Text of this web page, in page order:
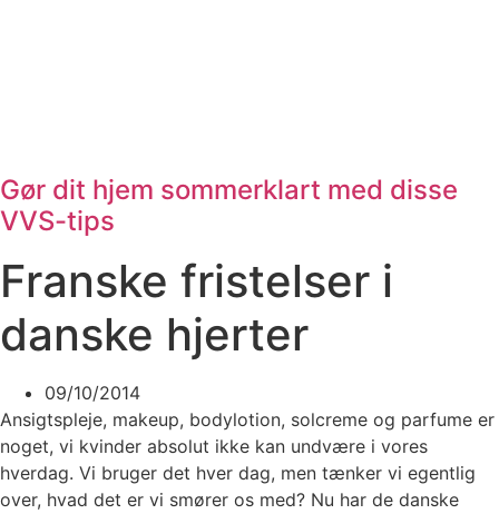
Gør dit hjem sommerklart med disse
VVS-tips
Franske fristelser i
danske hjerter
09/10/2014
Ansigtspleje, makeup, bodylotion, solcreme og parfume er
noget, vi kvinder absolut ikke kan undvære i vores
hverdag. Vi bruger det hver dag, men tænker vi egentlig
over, hvad det er vi smører os med? Nu har de danske